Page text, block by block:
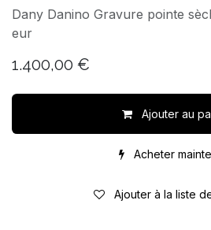
Dany Danino Gravure pointe
eur
1.400,00 €
Ajouter au
Acheter
Ajouter à la liste